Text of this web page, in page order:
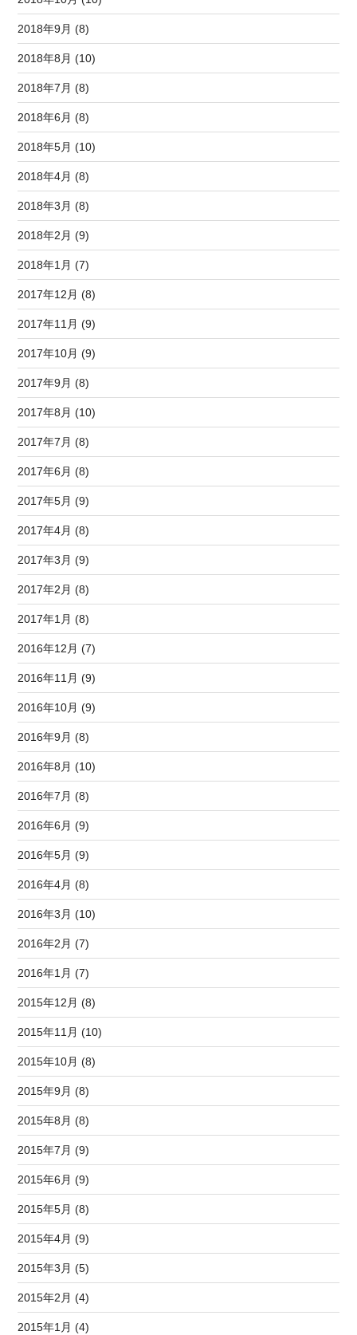
2018年9月 (8)
2018年8月 (10)
2018年7月 (8)
2018年6月 (8)
2018年5月 (10)
2018年4月 (8)
2018年3月 (8)
2018年2月 (9)
2018年1月 (7)
2017年12月 (8)
2017年11月 (9)
2017年10月 (9)
2017年9月 (8)
2017年8月 (10)
2017年7月 (8)
2017年6月 (8)
2017年5月 (9)
2017年4月 (8)
2017年3月 (9)
2017年2月 (8)
2017年1月 (8)
2016年12月 (7)
2016年11月 (9)
2016年10月 (9)
2016年9月 (8)
2016年8月 (10)
2016年7月 (8)
2016年6月 (9)
2016年5月 (9)
2016年4月 (8)
2016年3月 (10)
2016年2月 (7)
2016年1月 (7)
2015年12月 (8)
2015年11月 (10)
2015年10月 (8)
2015年9月 (8)
2015年8月 (8)
2015年7月 (9)
2015年6月 (9)
2015年5月 (8)
2015年4月 (9)
2015年3月 (5)
2015年2月 (4)
2015年1月 (4)